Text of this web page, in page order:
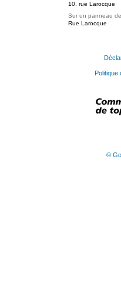
10, rue Larocque
Sur un panneau
Rue Larocque
Politique
©